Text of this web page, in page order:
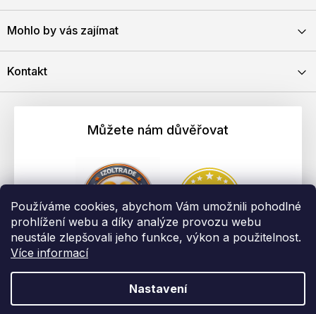
Používáme cookies, abychom Vám umožnili pohodlné
prohlížení webu a díky analýze provozu webu
neustále zlepšovali jeho funkce, výkon a použitelnost.
Více informací
Nastavení
Mohlo by vás zajímat
Kontakt
Můžete nám důvěřovat
Vytvořil Shoptet